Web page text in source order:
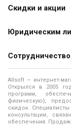
Оплата заказов
Доставка заказа
Помощь
Правила продажи
Политика
Скидки и акции
Специальные
Юридическим
Продажа
О
Программы для
Контакты
Сотрудничество
О магазине
Адреса и
Новости
Allsoft — интернет-
Открылся в 2005
программ,
физическую),
скидок.
консультации,
обеспечения.